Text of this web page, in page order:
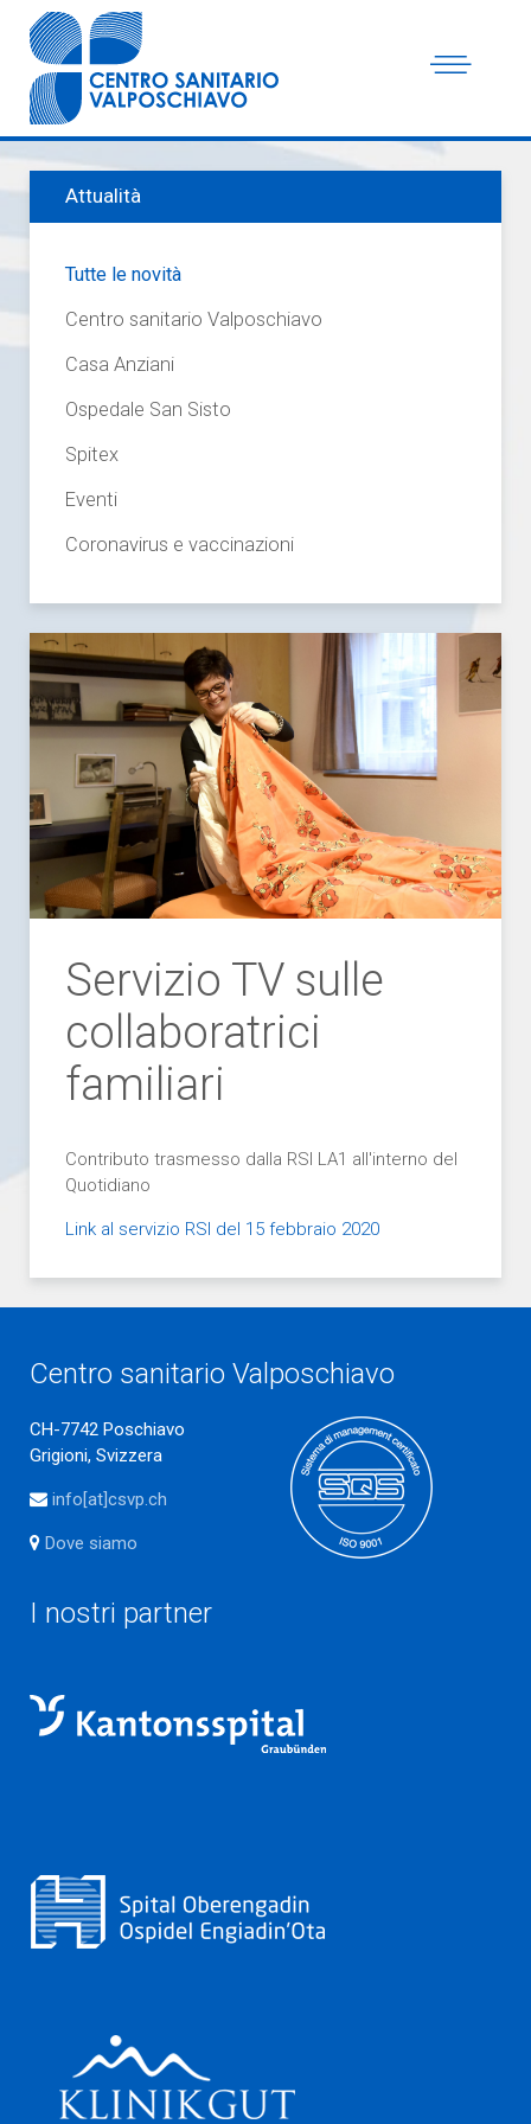
Servizio TV sulle
collaboratrici
familiari
Contributo trasmesso dalla RSI LA1 all'interno del
Quotidiano
Link al servizio RSI del 15 febbraio 2020
Attualità
Tutte le novità
Centro sanitario Valposchiavo
Casa Anziani
Ospedale San Sisto
Spitex
Eventi
Coronavirus e vaccinazioni
Centro sanitario Valposchiavo
CH-7742 Poschiavo
Grigioni, Svizzera
info[at]csvp.ch
Dove siamo
I nostri partner